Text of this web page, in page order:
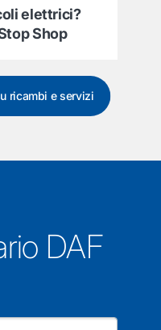
elettrici?
Shop
ricambi e servizi
DAF